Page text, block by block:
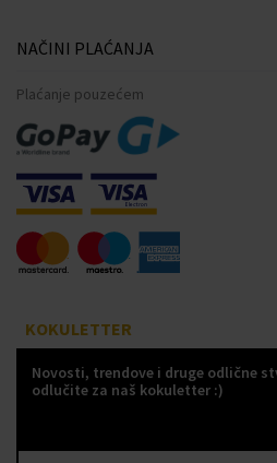
NAČINI PLAĆANJA
Plaćanje pouzećem
KOKULETTER
Novosti, trendove i druge odlične
odlučite za naš kokuletter :)